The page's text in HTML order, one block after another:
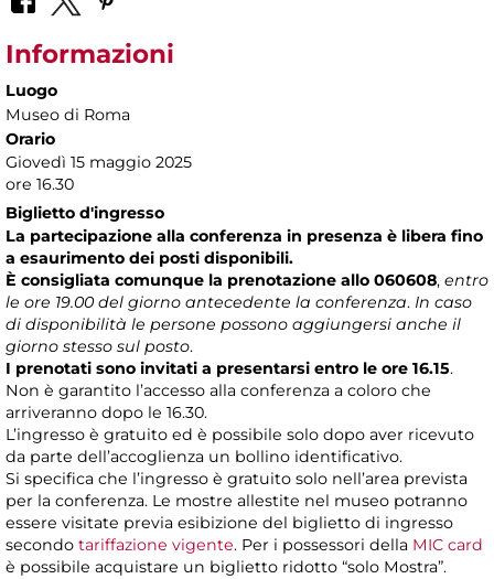
Informazioni
Luogo
Museo di Roma
Orario
Giovedì 15 maggio 2025
ore 16.30
Biglietto d'ingresso
La partecipazione alla conferenza in presenza è libera fino
a esaurimento dei posti disponibili.
È consigliata comunque la prenotazione allo 060608, entro
le ore 19.00 del giorno antecedente la conferenza. In caso
di disponibilità le persone possono aggiungersi anche il
giorno stesso sul posto.
I prenotati sono invitati a presentarsi entro le ore 16.15.
Non è garantito l’accesso alla conferenza a coloro che
arriveranno dopo le 16.30.
L’ingresso è gratuito ed è possibile solo dopo aver ricevuto
da parte dell’accoglienza un bollino identificativo.
Si specifica che l’ingresso è gratuito solo nell’area prevista
per la conferenza. Le mostre allestite nel museo potranno
essere visitate previa esibizione del biglietto di ingresso
secondo tariffazione vigente. Per i possessori della MIC card
è possibile acquistare un biglietto ridotto “solo Mostra”.